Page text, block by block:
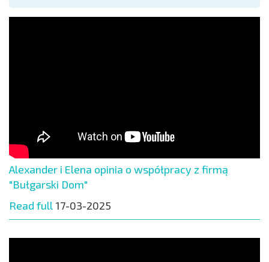
Alexander i Elena opinia o współpracy z firmą
"Bułgarski Dom"
Read full 17-03-2025